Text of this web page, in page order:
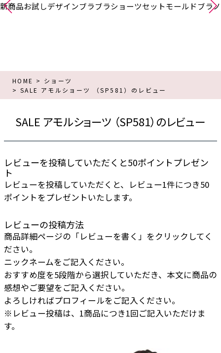
新商品お試しデザインブラブラショーツセットモールドブラ
HOME
ショーツ
SALE アモルショーツ （SP581）のレビュー
SALE アモルショーツ （SP581）のレビュー
レビューを投稿していただくと50ポイントプレゼン
ト
レビューを投稿していただくと、レビュー1件につき50
ポイントをプレゼントいたします。
レビューの投稿方法
商品詳細ページの「レビューを書く」をクリックしてく
ださい。
ニックネームをご記入ください。
おすすめ度を5段階から選択していただき、本文に商品の
感想やご要望をご記入ください。
よろしければプロフィールをご記入ください。
※レビュー投稿は、1商品につき1回ご記入いただけま
す。